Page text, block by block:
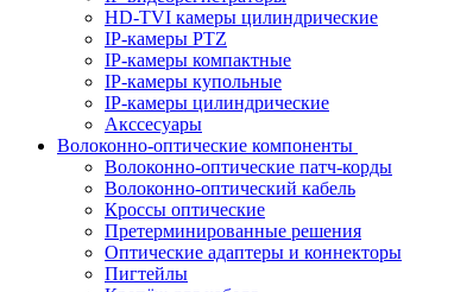
HD-TVI камеры цилиндрические
IP-камеры PTZ
IP-камеры компактные
IP-камеры купольные
IP-камеры цилиндрические
Акссесуары
Волоконно-оптические компоненты
Волоконно-оптические патч-корды
Волоконно-оптический кабель
Кроссы оптические
Претерминированные решения
Оптические адаптеры и коннекторы
Пигтейлы